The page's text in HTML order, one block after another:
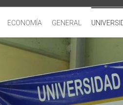
ECONOMÍA GENERAL